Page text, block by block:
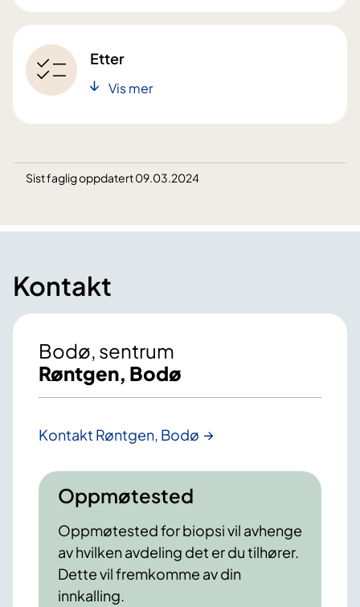
Etter
Vis mer
Sist faglig oppdatert 09.03.2024
Kontakt
Bodø, sentrum
Røntgen, Bodø
Kontakt Røntgen, Bodø
Oppmøtested
Oppmøtested for biopsi vil avhenge
av hvilken avdeling det er du tilhører.
Dette vil fremkomme av din
innkalling.